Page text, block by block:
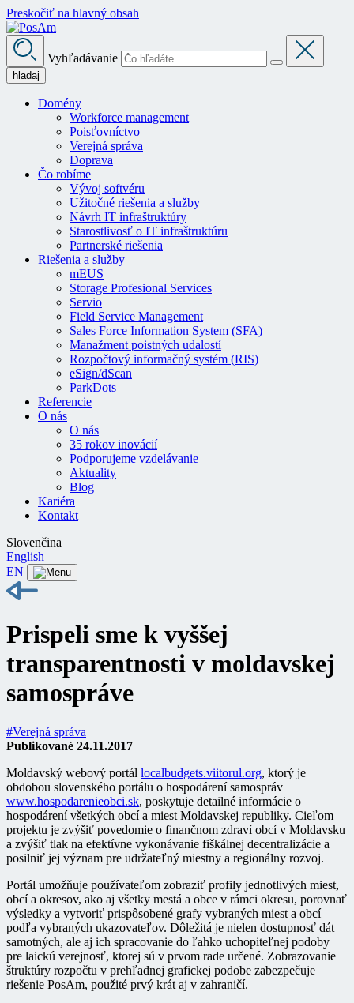
Preskočiť na hlavný obsah
Vyhľadávanie
hladaj
Domény
Workforce management
Poisťovníctvo
Verejná správa
Doprava
Čo robíme
Vývoj softvéru
Užitočné riešenia a služby
Návrh IT infraštruktúry
Starostlivosť o IT infraštruktúru
Partnerské riešenia
Riešenia a služby
mEUS
Storage Profesional Services
Servio
Field Service Management
Sales Force Information System (SFA)
Manažment poistných udalostí
Rozpočtový informačný systém (RIS)
eSign/dScan
ParkDots
Referencie
O nás
O nás
35 rokov inovácií
Podporujeme vzdelávanie
Aktuality
Blog
Kariéra
Kontakt
Slovenčina
English
EN
Prispeli sme k vyššej
transparentnosti v moldavskej
samospráve
#Verejná správa
Publikované 24.11.2017
Moldavský webový portál localbudgets.viitorul.org, ktorý je
obdobou slovenského portálu o hospodárení samospráv
www.hospodarenieobci.sk, poskytuje detailné informácie o
hospodárení všetkých obcí a miest Moldavskej republiky. Cieľom
projektu je zvýšiť povedomie o finančnom zdraví obcí v Moldavsku
a zvýšiť tlak na efektívne vykonávanie fiškálnej decentralizácie a
posilniť jej význam pre udržateľný miestny a regionálny rozvoj.
Portál umožňuje používateľom zobraziť profily jednotlivých miest,
obcí a okresov, ako aj všetky mestá a obce v rámci okresu, porovnať
výsledky a vytvoriť prispôsobené grafy vybraných miest a obcí
podľa vybraných ukazovateľov. Dôležitá je nielen dostupnosť dát
samotných, ale aj ich spracovanie do ľahko uchopiteľnej podoby
pre laickú verejnosť, ktorej sú v prvom rade určené. Zobrazovanie
štruktúry rozpočtu v prehľadnej grafickej podobe zabezpečuje
riešenie PosAm, použité prvý krát aj v zahraničí.